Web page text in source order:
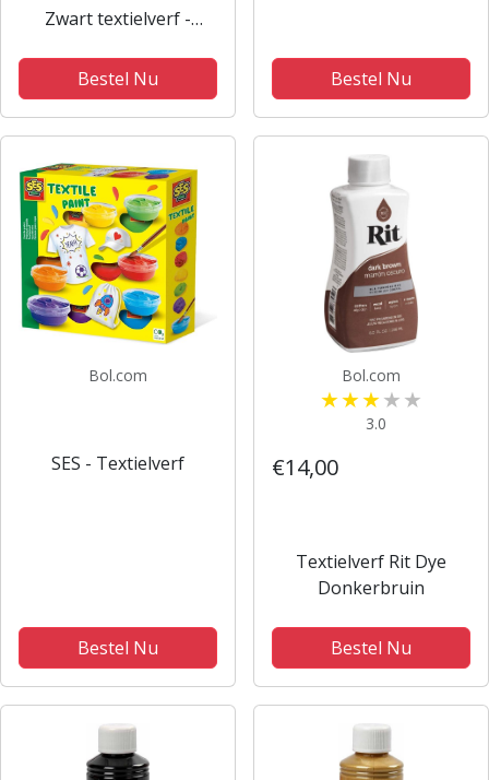
Zwart textielverf -
Bestel Nu
Bestel Nu
Bol.com
SES - Textielverf
Bestel Nu
Bol.com
3.0
€14,00
Textielverf Rit Dye
Donkerbruin
Bestel Nu